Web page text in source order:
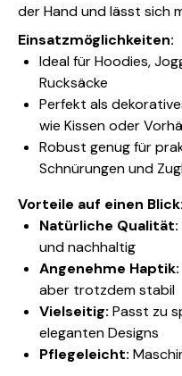
der Hand und lässt sich
Einsatzmöglichkeiten:
Ideal für Hoodies,
Rucksäcke
Perfekt als
wie Kissen oder
Robust genug für
Schnürungen und
Vorteile auf einen Blick:
Natürliche Qualität:
und nachhaltig
Angenehme Haptik:
aber trotzdem stabil
Vielseitig: Passt zu
eleganten Designs
Pflegeleicht: